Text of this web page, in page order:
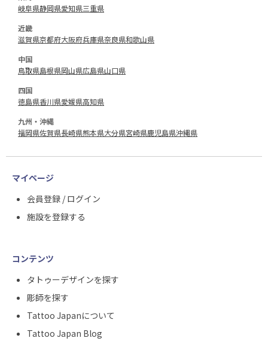
岐阜県静岡県愛知県三重県
近畿
滋賀県京都府大阪府兵庫県奈良県和歌山県
中国
鳥取県島根県岡山県広島県山口県
四国
徳島県香川県愛媛県高知県
九州・沖縄
福岡県佐賀県長崎県熊本県大分県宮崎県鹿児島県沖縄県
マイページ
会員登録 / ログイン
施設を登録する
コンテンツ
タトゥーデザインを探す
彫師を探す
Tattoo Japanについて
Tattoo Japan Blog